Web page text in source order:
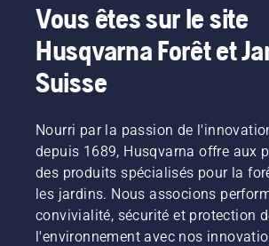
Vous êtes sur le site
Husqvarna Forêt et
Suisse
Nourri par la passion de
depuis 1689, Husqvarna offre aux
des produits spécialisés pour la
les jardins. Nous associons
convivialité, sécurité et protection
l'environnement avec nos